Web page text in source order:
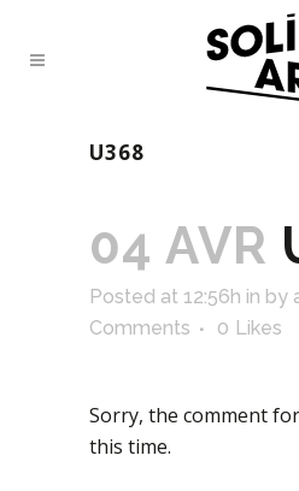
U368
04 AVR
Posted at 12:56h in by
Comments
0 Likes
Sorry, the comment
this time.